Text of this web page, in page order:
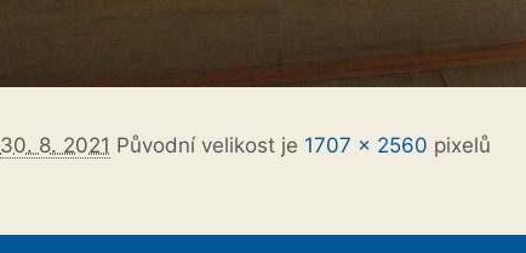
30. 8. 2021 Původní velikost je 1707 × 2560 pixelů